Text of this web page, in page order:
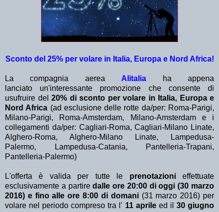
Sconto del 25% per volare in Italia, Europa e Nord Africa!
La compagnia aerea Alitalia
ha appena
lanciato un'interessante promozione che consente di
usufruire del 20% di sconto per volare in Italia, Europa e
Nord Africa (ad esclusione delle rotte da/per: Roma-Parigi,
Milano-Parigi, Roma-Amsterdam, Milano-Amsterdam e i
collegamenti da/per: Cagliari-Roma, Cagliari-Milano Linate,
Alghero-Roma, Alghero-Milano Linate, Lampedusa-
Palermo, Lampedusa-Catania, Pantelleria-Trapani,
Pantelleria-Palermo)
L'offerta è valida per tutte le prenotazionieffettuate
esclusivamente a partiredalle ore 20:00 di oggi (30 marzo
2016) e fino alle ore 8:00 di domani(31 marzo 2016) per
volare nel periodo compreso tra l' 11 aprile ed il 30 giugno